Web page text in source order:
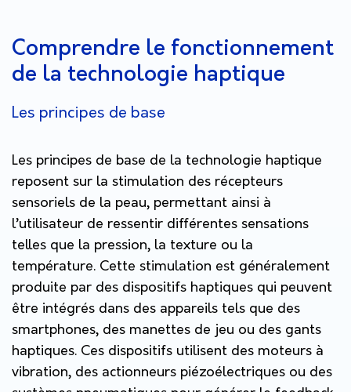
Comprendre le fonctionnement
de la technologie haptique
Les principes de base
Les principes de base de la technologie haptique
reposent sur la stimulation des récepteurs
sensoriels de la peau, permettant ainsi à
l’utilisateur de ressentir différentes sensations
telles que la pression, la texture ou la
température. Cette stimulation est généralement
produite par des dispositifs haptiques qui peuvent
être intégrés dans des appareils tels que des
smartphones, des manettes de jeu ou des gants
haptiques. Ces dispositifs utilisent des moteurs à
vibration, des actionneurs piézoélectriques ou des